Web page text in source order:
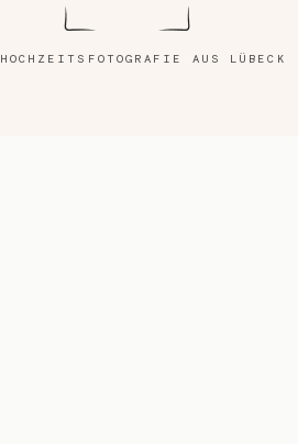
HOCHZEITSFOTOGRAFIE AUS LÜBECK
Impressum